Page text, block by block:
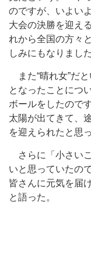
のですが、いよい
大会の決勝を迎え
れから全国の方々
しみにもなりまし
また“晴れ女”だ
となったことにつ
ボールをしたので
太陽が出てきて、
を迎えられたと思
さらに「小さい
いと思っていたの
皆さんに元気を届
と語った。